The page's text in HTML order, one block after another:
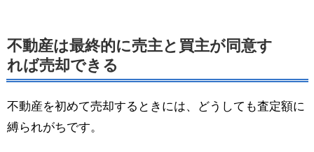
不動産は最終的に売主と買主が同意す
れば売却できる
不動産を初めて売却するときには、どうしても査定額に
縛られがちです。